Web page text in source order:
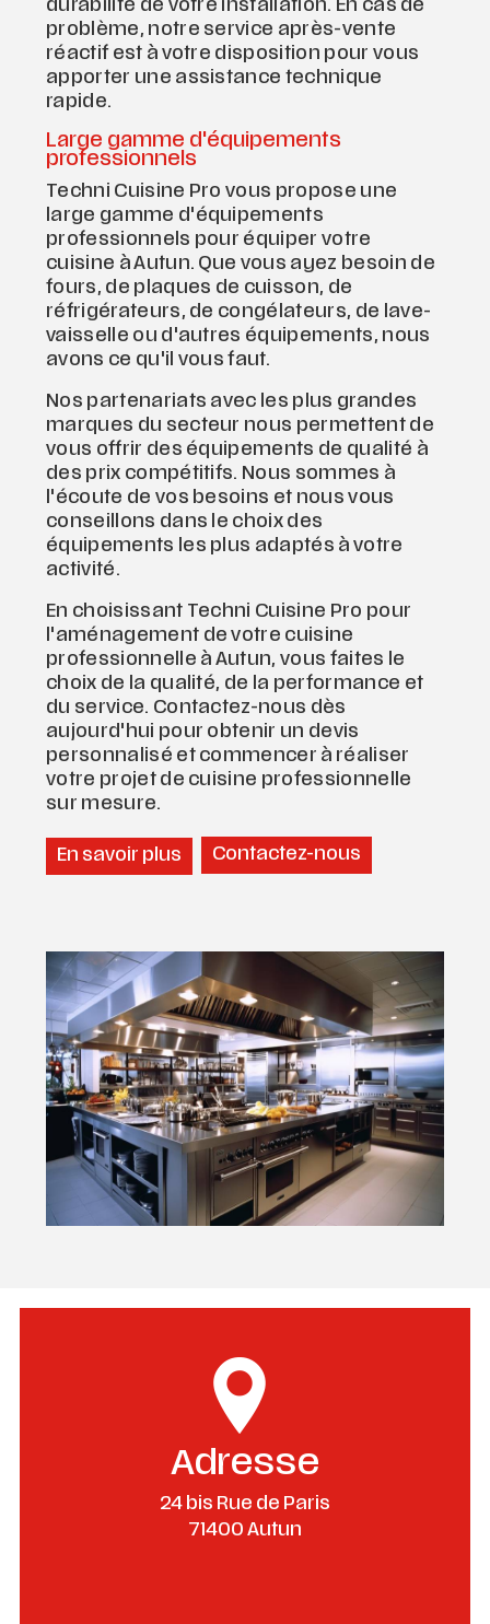
durabilité de votre installation. En cas de
problème, notre service après-vente
réactif est à votre disposition pour vous
apporter une assistance technique
rapide.
Large gamme d'équipements
professionnels
Techni Cuisine Pro vous propose une
large gamme d'équipements
professionnels pour équiper votre
cuisine à Autun. Que vous ayez besoin de
fours, de plaques de cuisson, de
réfrigérateurs, de congélateurs, de lave-
vaisselle ou d'autres équipements, nous
avons ce qu'il vous faut.
Nos partenariats avec les plus grandes
marques du secteur nous permettent de
vous offrir des équipements de qualité à
des prix compétitifs. Nous sommes à
l'écoute de vos besoins et nous vous
conseillons dans le choix des
équipements les plus adaptés à votre
activité.
En choisissant Techni Cuisine Pro pour
l'aménagement de votre cuisine
professionnelle à Autun, vous faites le
choix de la qualité, de la performance et
du service. Contactez-nous dès
aujourd'hui pour obtenir un devis
personnalisé et commencer à réaliser
votre projet de cuisine professionnelle
sur mesure.
En savoir plus Contactez-nous
Adresse
24 bis Rue de Paris
71400 Autun